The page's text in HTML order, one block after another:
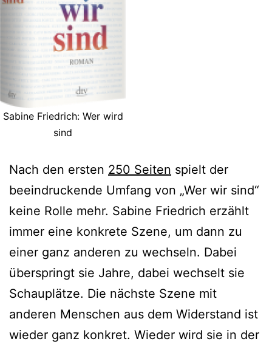
Sabine Friedrich: Wer wird
sind
Nach den ersten 250 Seiten spielt der
beeindruckende Umfang von „Wer wir sind“
keine Rolle mehr. Sabine Friedrich erzählt
immer eine konkrete Szene, um dann zu
einer ganz anderen zu wechseln. Dabei
überspringt sie Jahre, dabei wechselt sie
Schauplätze. Die nächste Szene mit
anderen Menschen aus dem Widerstand ist
wieder ganz konkret. Wieder wird sie in der